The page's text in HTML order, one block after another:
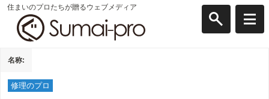
住まいのプロたちが贈るウェブメディア
名称
修理のプロ